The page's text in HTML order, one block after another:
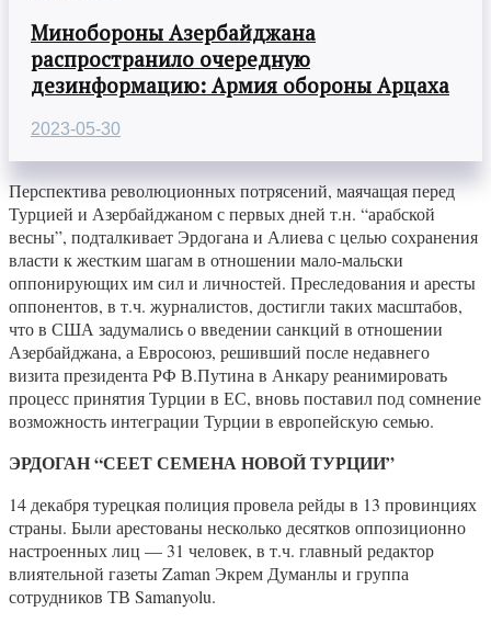
Минобороны Азербайджана
распространило очередную
дезинформацию: Армия обороны Арцаха
2023-05-30
Перспектива революционных потрясений, маячащая перед
Турцией и Азербайджаном с первых дней т.н. “арабской
весны”, подталкивает Эрдогана и Алиева с целью сохранения
власти к жестким шагам в отношении мало-мальски
оппонирующих им сил и личностей. Преследования и аресты
оппонентов, в т.ч. журналистов, достигли таких масштабов,
что в США задумались о введении санкций в отношении
Азербайджана, а Евросоюз, решивший после недавнего
визита президента РФ В.Путина в Анкару реанимировать
процесс принятия Турции в ЕС, вновь поставил под сомнение
возможность интеграции Турции в европейскую семью.
ЭРДОГАН “СЕЕТ СЕМЕНА НОВОЙ ТУРЦИИ”
14 декабря турецкая полиция провела рейды в 13 провинциях
страны. Были арестованы несколько десятков оппозиционно
настроенных лиц — 31 человек, в т.ч. главный редактор
влиятельной газеты Zaman Экрем Думанлы и группа
сотрудников ТВ Samanyolu.